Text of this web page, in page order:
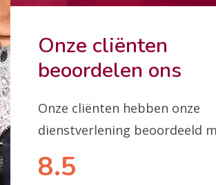
Onze cliënten
beoordelen ons
Onze cliënten hebben onze
dienstverlening beoordeeld
8.5